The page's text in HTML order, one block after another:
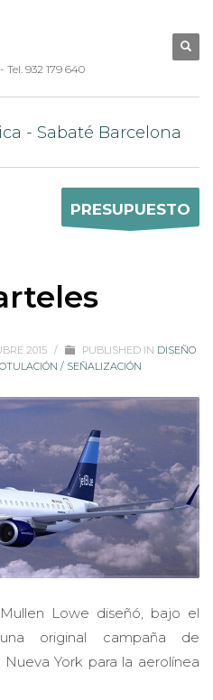
Tel. 932 179 640
PRESUPUESTO
2015 / PUBLISHED IN DISEÑO
/ SEÑALIZACIÓN
Mullen Lowe diseñó, bajo el
original campaña de
York para la aerolínea